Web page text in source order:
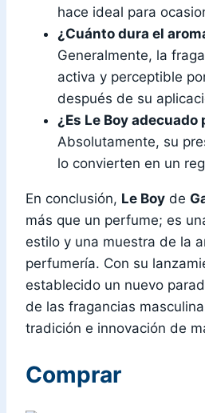
hace ideal para
¿Cuánto dura el
Generalmente, la
activa y perceptible
después de su
¿Es Le Boy adecuado
Absolutamente, su
lo convierten en un
En conclusión, Le Boy de
más que un perfume; es
estilo y una muestra de la
perfumería. Con su
establecido un nuevo
de las fragancias
tradición e innovación de
Comprar